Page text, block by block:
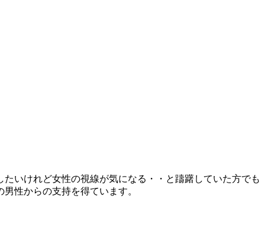
いけれど女性の視線が気になる・・と躊躇していた方でも
性からの支持を得ています。